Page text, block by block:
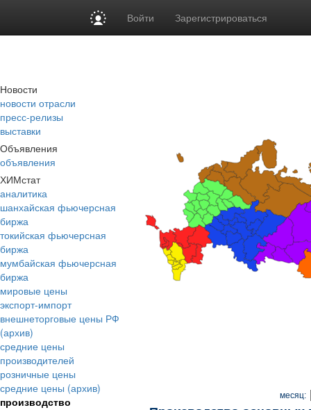
Войти Зарегистрироваться
Новости
новости отрасли
пресс-релизы
выставки
Объявления
объявления
ХИМстат
аналитика
шанхайская фьючерсная
биржа
токийская фьючерсная
биржа
мумбайская фьючерсная
биржа
мировые цены
экспорт-импорт
внешнеторговые цены РФ
(архив)
средние цены
производителей
розничные цены
средние цены (архив)
производство
месяц: